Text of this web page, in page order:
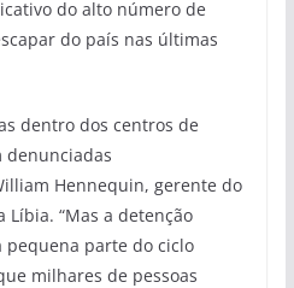
do alto número de
do país nas últimas
dentro dos centros de
denunciadas
Hennequin, gerente do
Líbia. “Mas a detenção
parte do ciclo
milhares de pessoas